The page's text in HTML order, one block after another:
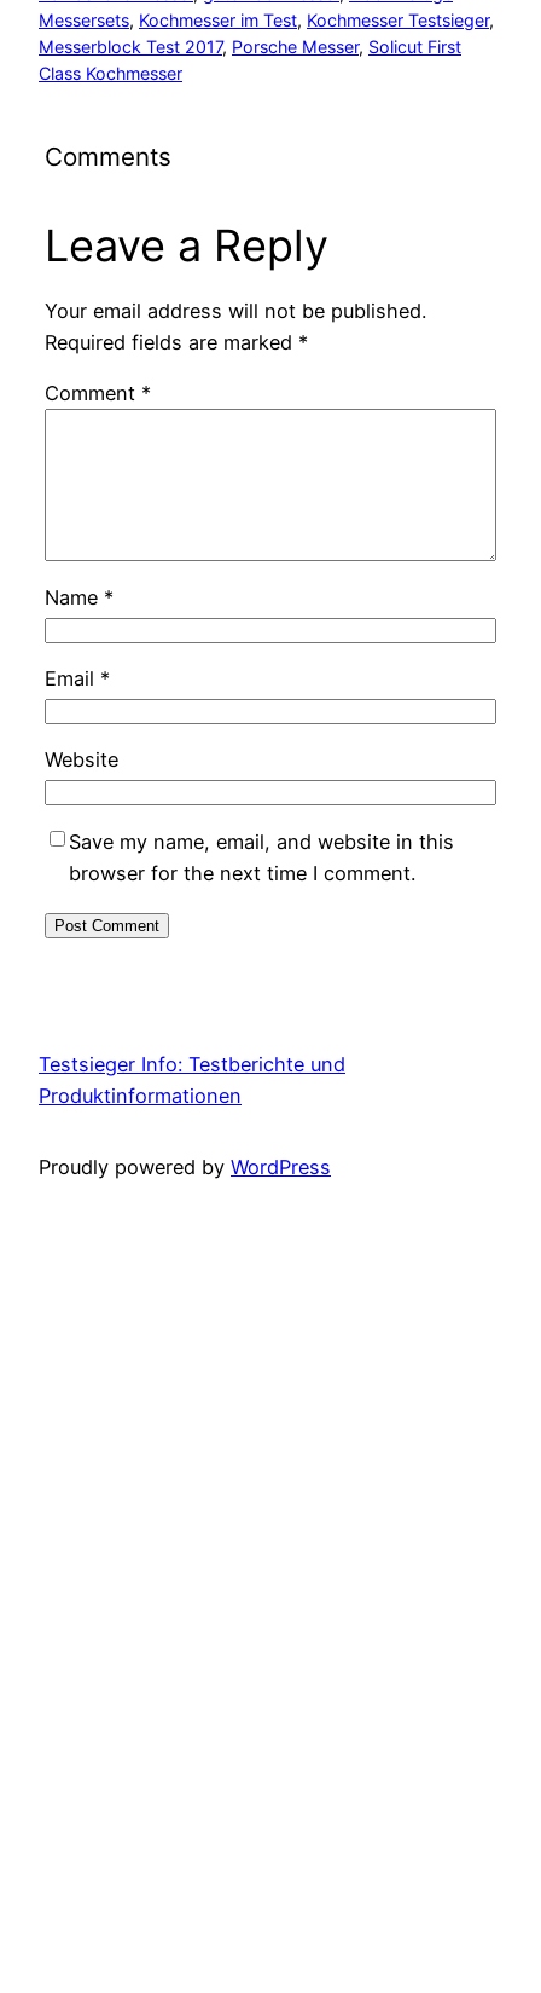
Messersets, Kochmesser im Test, Kochmesser Testsieger
Messerblock Test 2017, Porsche Messer, Solicut First
Class Kochmesser
Comments
Leave a Reply
Your email address will not be published.
Required fields are marked *
Comment *
Name *
Email *
Website
Save my name, email, and website in this
browser for the next time I comment.
Testsieger Info: Testberichte und
Produktinformationen
Proudly powered by WordPress